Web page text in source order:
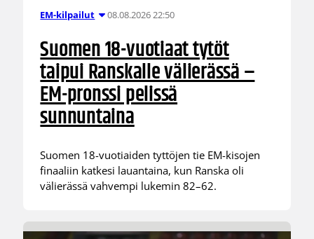
EM-kilpailut 08.08.2026 22:50
Suomen 18-vuotiaat tytöt
taipui Ranskalle välierässä –
EM-pronssi pelissä
sunnuntaina
Suomen 18-vuotiaiden tyttöjen tie EM-kisojen
finaaliin katkesi lauantaina, kun Ranska oli
välierässä vahvempi lukemin 82–62.